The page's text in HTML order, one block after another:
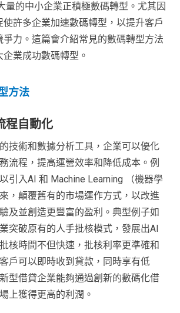
量的中小企業正積極數碼轉型。尤其因
許多企業加速數碼轉型，以提升客戶
爭力。這篇會介紹常見的數碼轉型方法
業成功數碼轉型。
方法
程自動化
技術和數據分析工具，企業可以優化
流程，提高運營效率和降低成本。例
引入AI 和 Machine Learning （機器學
，顛覆舊有的市場運作方式，以改進
及並創造更豐富的盈利。典型例子如
突破原有的人手批核模式，發展出AI
核時間不但快速，批核利率更準確和
戶可以即時收到貸款，同時享有低
型借貸企業能夠通過創新的數碼化借
上獲得更高的利潤。